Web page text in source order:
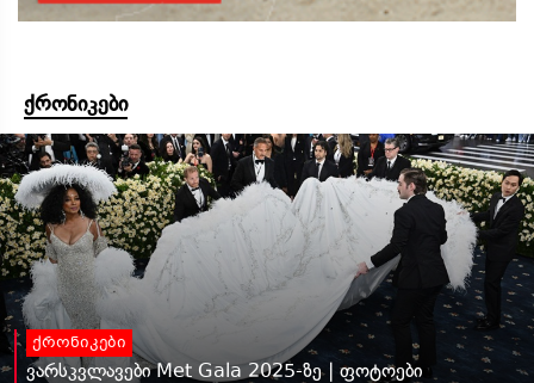
ქრონიკები
ქრონიკები
ვარსკვლავები Met Gala 2025-ზე | ფოტოები